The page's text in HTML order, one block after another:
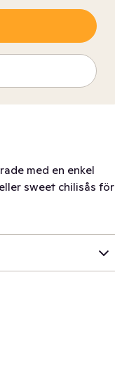
med en enkel
sweet chilisås för